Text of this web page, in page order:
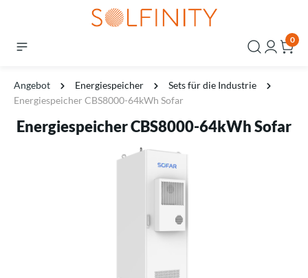
0
Angebot Energiespeicher
Sets für die Industrie
Energiespeicher CBS8000-64kWh Sofar
Energiespeicher CBS8000-64kWh Sofar